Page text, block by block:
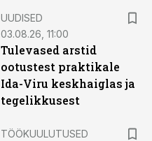
UUDISED
03.08.26, 11:00
Tulevased arstid
ootustest praktikale
Ida-Viru keskhaiglas ja
tegelikkusest
TÖÖKUULUTUSED